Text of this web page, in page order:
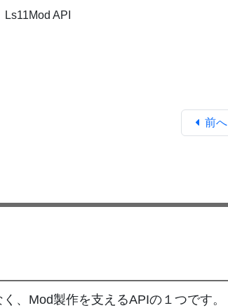
Ls11Mod API
前へ
、Mod製作を支えるAPIの１つです。